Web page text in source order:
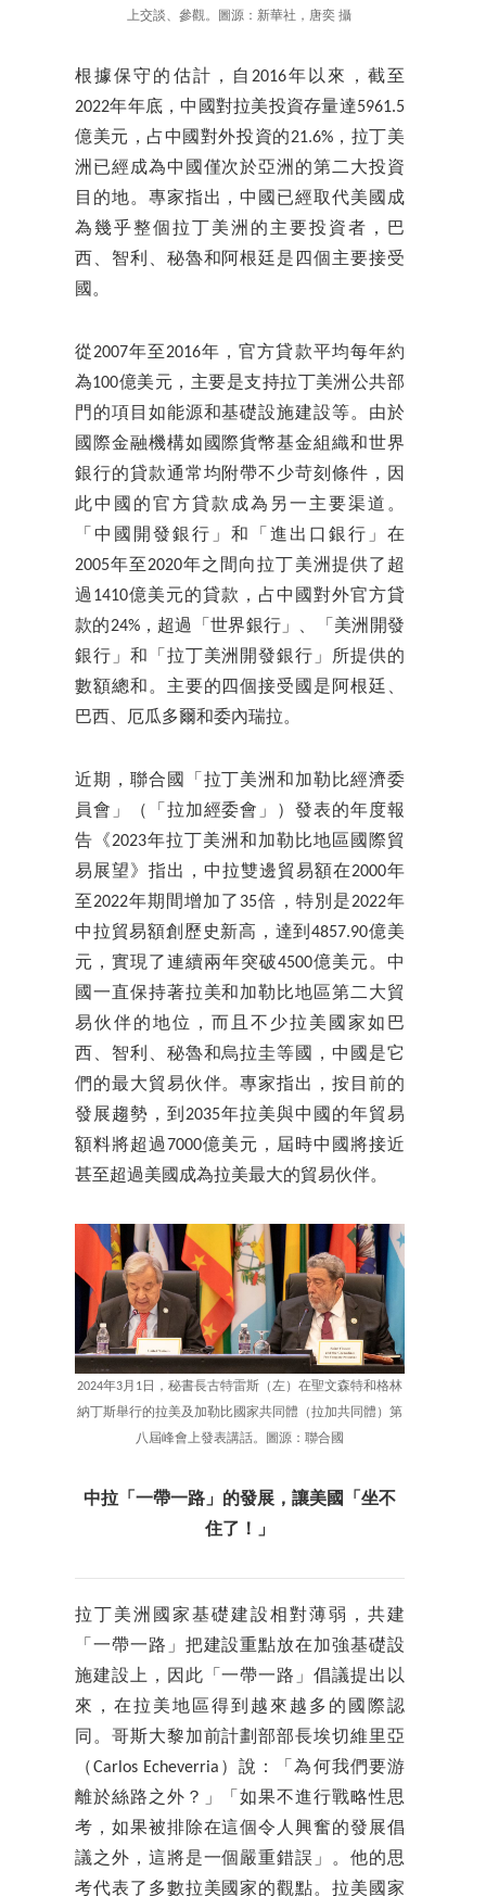
上交談、參觀。圖源：新華社，唐奕 攝
根據保守的估計，自2016年以來，截至
2022年年底，中國對拉美投資存量達5961.5
億美元，占中國對外投資的21.6%，拉丁美
洲已經成為中國僅次於亞洲的第二大投資
目的地。專家指出，中國已經取代美國成
為幾乎整個拉丁美洲的主要投資者，巴
西、智利、秘魯和阿根廷是四個主要接受
國。
從2007年至2016年，官方貸款平均每年約
為100億美元，主要是支持拉丁美洲公共部
門的項目如能源和基礎設施建設等。由於
國際金融機構如國際貨幣基金組織和世界
銀行的貸款通常均附帶不少苛刻條件，因
此中國的官方貸款成為另一主要渠道。
「中國開發銀行」和「進出口銀行」在
2005年至2020年之間向拉丁美洲提供了超
過1410億美元的貸款，占中國對外官方貸
款的24%，超過「世界銀行」、「美洲開發
銀行」和「拉丁美洲開發銀行」所提供的
數額總和。主要的四個接受國是阿根廷、
巴西、厄瓜多爾和委內瑞拉。
近期，聯合國「拉丁美洲和加勒比經濟委
員會」（「拉加經委會」）發表的年度報
告《2023年拉丁美洲和加勒比地區國際貿
易展望》指出，中拉雙邊貿易額在2000年
至2022年期間增加了35倍，特別是2022年
中拉貿易額創歷史新高，達到4857.90億美
元，實現了連續兩年突破4500億美元。中
國一直保持著拉美和加勒比地區第二大貿
易伙伴的地位，而且不少拉美國家如巴
西、智利、秘魯和烏拉圭等國，中國是它
們的最大貿易伙伴。專家指出，按目前的
發展趨勢，到2035年拉美與中國的年貿易
額料將超過7000億美元，屆時中國將接近
甚至超過美國成為拉美最大的貿易伙伴。
2024年3月1日，秘書長古特雷斯（左）在聖文森特和格林
納丁斯舉行的拉美及加勒比國家共同體（拉加共同體）第
八屆峰會上發表講話。圖源：聯合國
中拉「一帶一路」的發展，讓美國「坐不
住了！」
拉丁美洲國家基礎建設相對薄弱，共建
「一帶一路」把建設重點放在加強基礎設
施建設上，因此「一帶一路」倡議提出以
來，在拉美地區得到越來越多的國際認
同。哥斯大黎加前計劃部部長埃切維里亞
（Carlos Echeverria）說：「為何我們要游
離於絲路之外？」「如果不進行戰略性思
考，如果被排除在這個令人興奮的發展倡
議之外，這將是一個嚴重錯誤」。他的思
考代表了多數拉美國家的觀點。拉美國家